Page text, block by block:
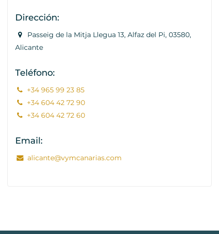
Dirección:
Passeig de la Mitja Llegua 13, Alfaz del Pi, 03580,
Alicante
Teléfono:
+34 965 99 23 85
+34 604 42 72 90
+34 604 42 72 60
Email:
alicante@vymcanarias.com